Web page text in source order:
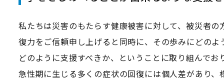
私たちは災害のもたらす健康被害に対して、被災者の
復力をご信頼申し上げると同時に、その歩みにどの
どのように支援すべきか、ということに取り組んでお
急性期に生じる多くの症状の回復には個人差があり、